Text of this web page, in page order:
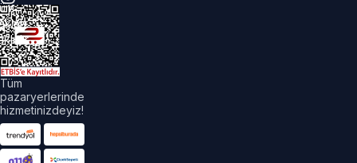
Tüm
pazaryerlerinde
hizmetinizdeyiz!